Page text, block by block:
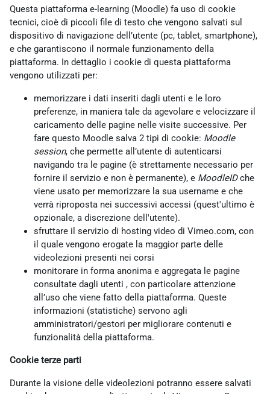
Questa piattaforma e-learning (Moodle) fa uso di cookie
tecnici, cioè di piccoli file di testo che vengono salvati sul
dispositivo di navigazione dell’utente (pc, tablet, smartphone),
e che garantiscono il normale funzionamento della
piattaforma. In dettaglio i cookie di questa piattaforma
vengono utilizzati per:
memorizzare i dati inseriti dagli utenti e le loro
preferenze, in maniera tale da agevolare e velocizzare il
caricamento delle pagine nelle visite successive. Per
fare questo Moodle salva 2 tipi di cookie: Moodle
session, che permette all’utente di autenticarsi
navigando tra le pagine (è strettamente necessario per
fornire il servizio e non è permanente), e MoodleIDche
viene usato per memorizzare la sua username e che
verrà riproposta nei successivi accessi (quest'ultimo è
opzionale, a discrezione dell'utente).
sfruttare il servizio di hosting video di Vimeo.com, con
il quale vengono erogate la maggior parte delle
videolezioni presenti nei corsi
monitorare in forma anonima e aggregata le pagine
consultate dagli utenti , con particolare attenzione
all’uso che viene fatto della piattaforma. Queste
informazioni (statistiche) servono agli
amministratori/gestori per migliorare contenuti e
funzionalità della piattaforma.
Cookie terze parti
Durante la visione delle videolezioni potranno essere salvati